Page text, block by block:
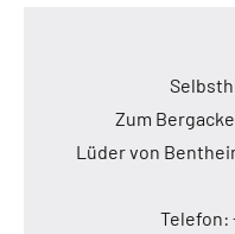
Zum
Lüder von
Telefon: